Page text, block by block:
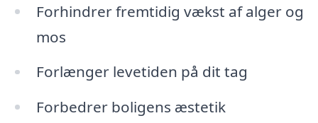
Forhindrer fremtidig vækst af alger og
mos
Forlænger levetiden på dit tag
Forbedrer boligens æstetik